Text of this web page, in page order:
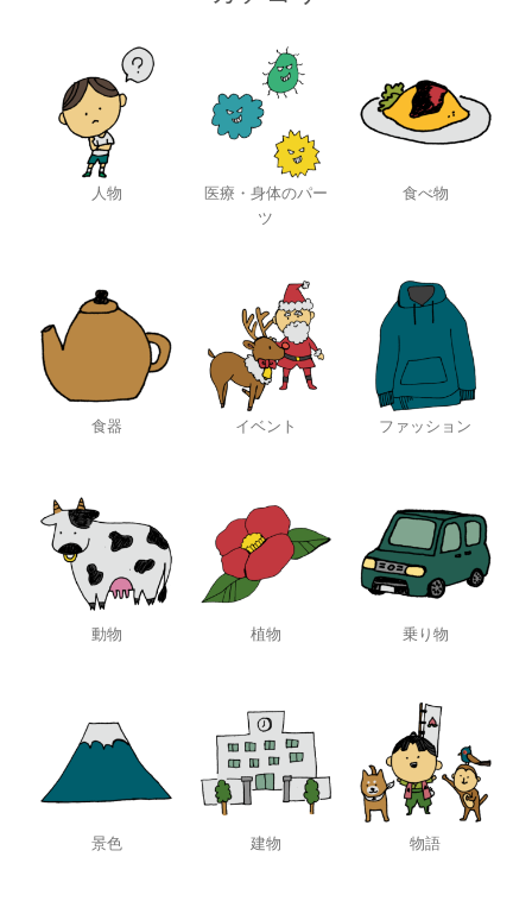
人物
医療・身体のパー
ツ
食べ物
食器 イベント ファッション
動物 植物 乗り物
景色 建物 物語